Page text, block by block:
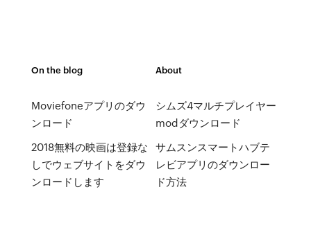
On the blog
Moviefoneアプリのダウ
ンロード
2018無料の映画は登録な
しでウェブサイトをダウ
ンロードします
About
シムズ4マルチプレイヤー
modダウンロード
サムスンスマートハブテ
レビアプリのダウンロー
ド方法